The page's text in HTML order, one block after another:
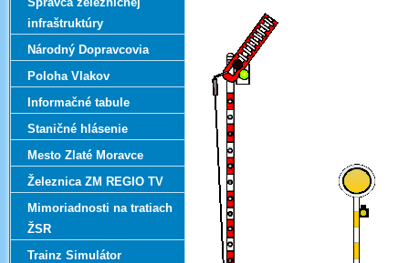
infraštruktúry
Národný Dopravcovia
Poloha Vlakov
Informačné tabule
Staničné hlásenie
Mesto Zlaté Moravce
Železnica ZM REGIO TV
Mimoriadnosti na tratiach
ŽSR
Trainz Simulátor